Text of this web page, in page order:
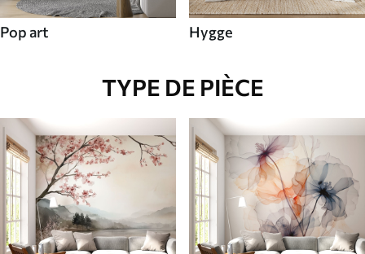
Pop art Hygge
TYPE DE PIÈCE